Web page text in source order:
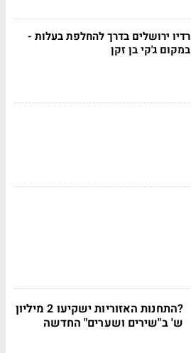
רדיו ירושלים בדרך להחלפת בעלות -
במקום ג'קי בן זקן
?התחנות האזוריות ישקיעו 2 מיליון
ש' ב"שירים ושערים" החדשה